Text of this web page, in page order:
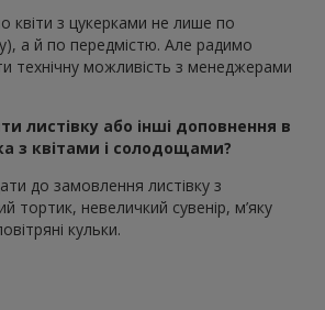
квіти з цукерками не лише по
а й по передмістю. Але радимо
технічну можливість з менеджерами
листівку або інші доповнення в
з квітами і солодощами?
до замовлення листівку з
тортик, невеличкий сувенір, м’яку
кульки.